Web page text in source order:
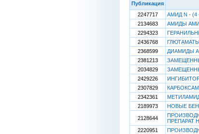
Публикация
2247717
АМИД N -
2134683
АМИДЫ
2294323
2436768
2368599
ДИАМИДЫ
2381213
2034829
2429226
2307829
2342361
2189973
НОВЫЕ
2128644
ПРЕПАРАТ
2220951